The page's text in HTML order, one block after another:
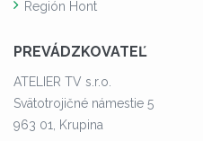
Región Hont
PREVÁDZKOVATEĽ
ATELIER TV s.r.o.
Svätotrojičné námestie 5
963 01, Krupina